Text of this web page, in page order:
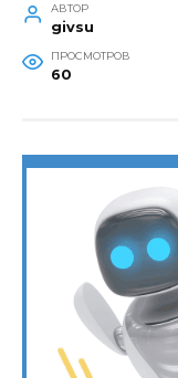
АВТОР
givsu
ПРОСМОТРОВ
60